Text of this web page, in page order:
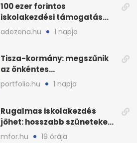
100 ezer forintos
iskolakezdési támogatás
2026 őszén: adózás,
munkáltatói plusz
adozona.hu 1 napja
Tisza-kormány: megszűnik
az önkéntes
fogyasztáscsökkentés
portfolio.hu 1 napja
Rugalmas iskolakezdés
jöhet: hosszabb szüneteket
javasolnak szeptembertől
mfor.hu 19 órája